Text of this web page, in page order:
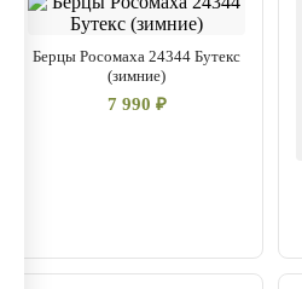
Берцы Росомаха 24344 Бутекс
(зимние)
7 990 ₽